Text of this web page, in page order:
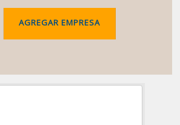
AGREGAR EMPRESA